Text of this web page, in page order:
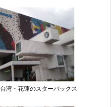
台湾・花蓮のスターバックス